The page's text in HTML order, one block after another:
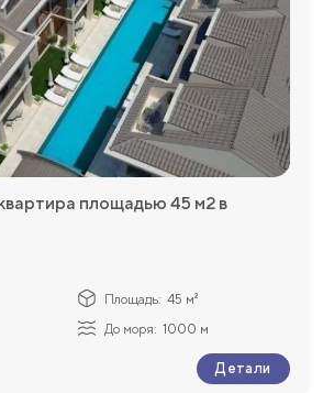
площадью 45 м2 в
Площадь: 45 м²
До моря: 1000 м
Детали